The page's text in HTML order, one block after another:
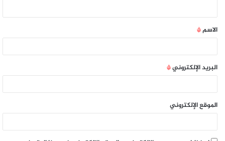
الاسم*
البريد الإلكتروني*
الموقع الإلكتروني